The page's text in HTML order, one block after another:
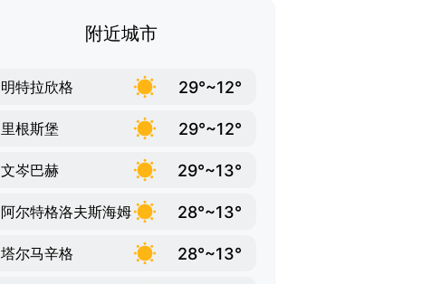
附近城市
明特拉欣格 29°~12°
里根斯堡 29°~12°
文岑巴赫 29°~13°
阿尔特格洛夫斯海姆 28°~13°
塔尔马辛格 28°~13°